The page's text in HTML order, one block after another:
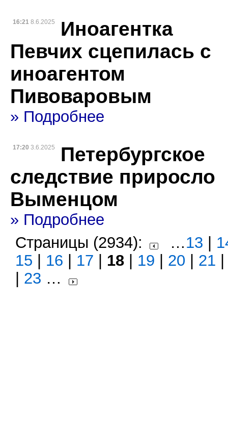
16:21 8.6.2025
Иноагентка
Певчих сцепилась с
иноагентом
Пивоваровым
» Подробнее
17:20 3.6.2025
Петербургское
следствие приросло
Выменцом
» Подробнее
Страницы (2934):
…13
15
16 17 18 19 20 21
23 …